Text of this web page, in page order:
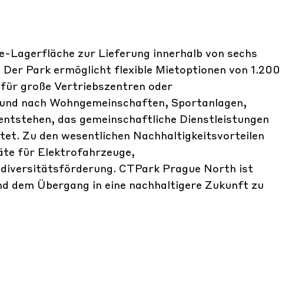
Lagerfläche zur Lieferung innerhalb von sechs
Park ermöglicht flexible Mietoptionen von 1.200
große Vertriebszentren oder
nach Wohngemeinschaften, Sportanlagen,
das gemeinschaftliche Dienstleistungen
Zu den wesentlichen Nachhaltigkeitsvorteilen
für Elektrofahrzeuge,
CTPark Prague North ist
dem Übergang in eine nachhaltigere Zukunft zu